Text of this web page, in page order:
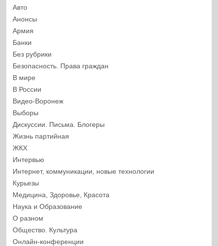
Авто
Анонсы
Армия
Банки
Без рубрики
Безопасность. Права граждан
В мире
В России
Видео-Воронеж
Выборы
Дискуссии. Письма. Блогеры
Жизнь партийная
ЖКХ
Интервью
Интернет, коммуникации, новые технологии
Курьезы
Медицина, Здоровье, Красота
Наука и Образование
О разном
Общество. Культура
Онлайн-конференции